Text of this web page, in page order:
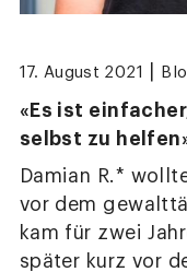
17. August 2021
«Es ist
selbst zu
Damian R.*
vor dem
kam für zwei
später kurz vor